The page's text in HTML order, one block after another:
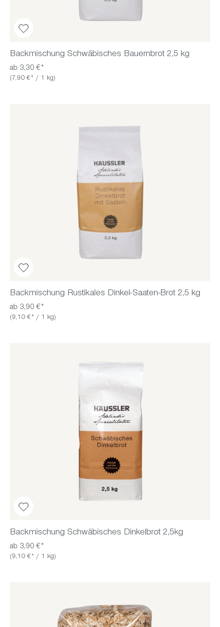
Backmischung Schwäbisches Bauernbrot 2,5 kg
ab 3,30 €*
(7,90 €* / 1 kg)
Backmischung Rustikales Dinkel-Saaten-Brot 2,5 kg
ab 3,90 €*
(9,10 €* / 1 kg)
Backmischung Schwäbisches Dinkelbrot 2,5kg
ab 3,90 €*
(9,10 €* / 1 kg)